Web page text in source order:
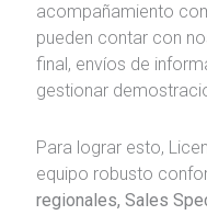
acompañamiento
pueden contar con
final, envíos de
gestionar
Para lograr esto,
equipo robusto
regionales, Sales